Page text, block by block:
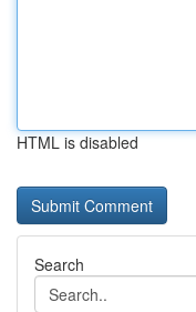
HTML is disabled
Search